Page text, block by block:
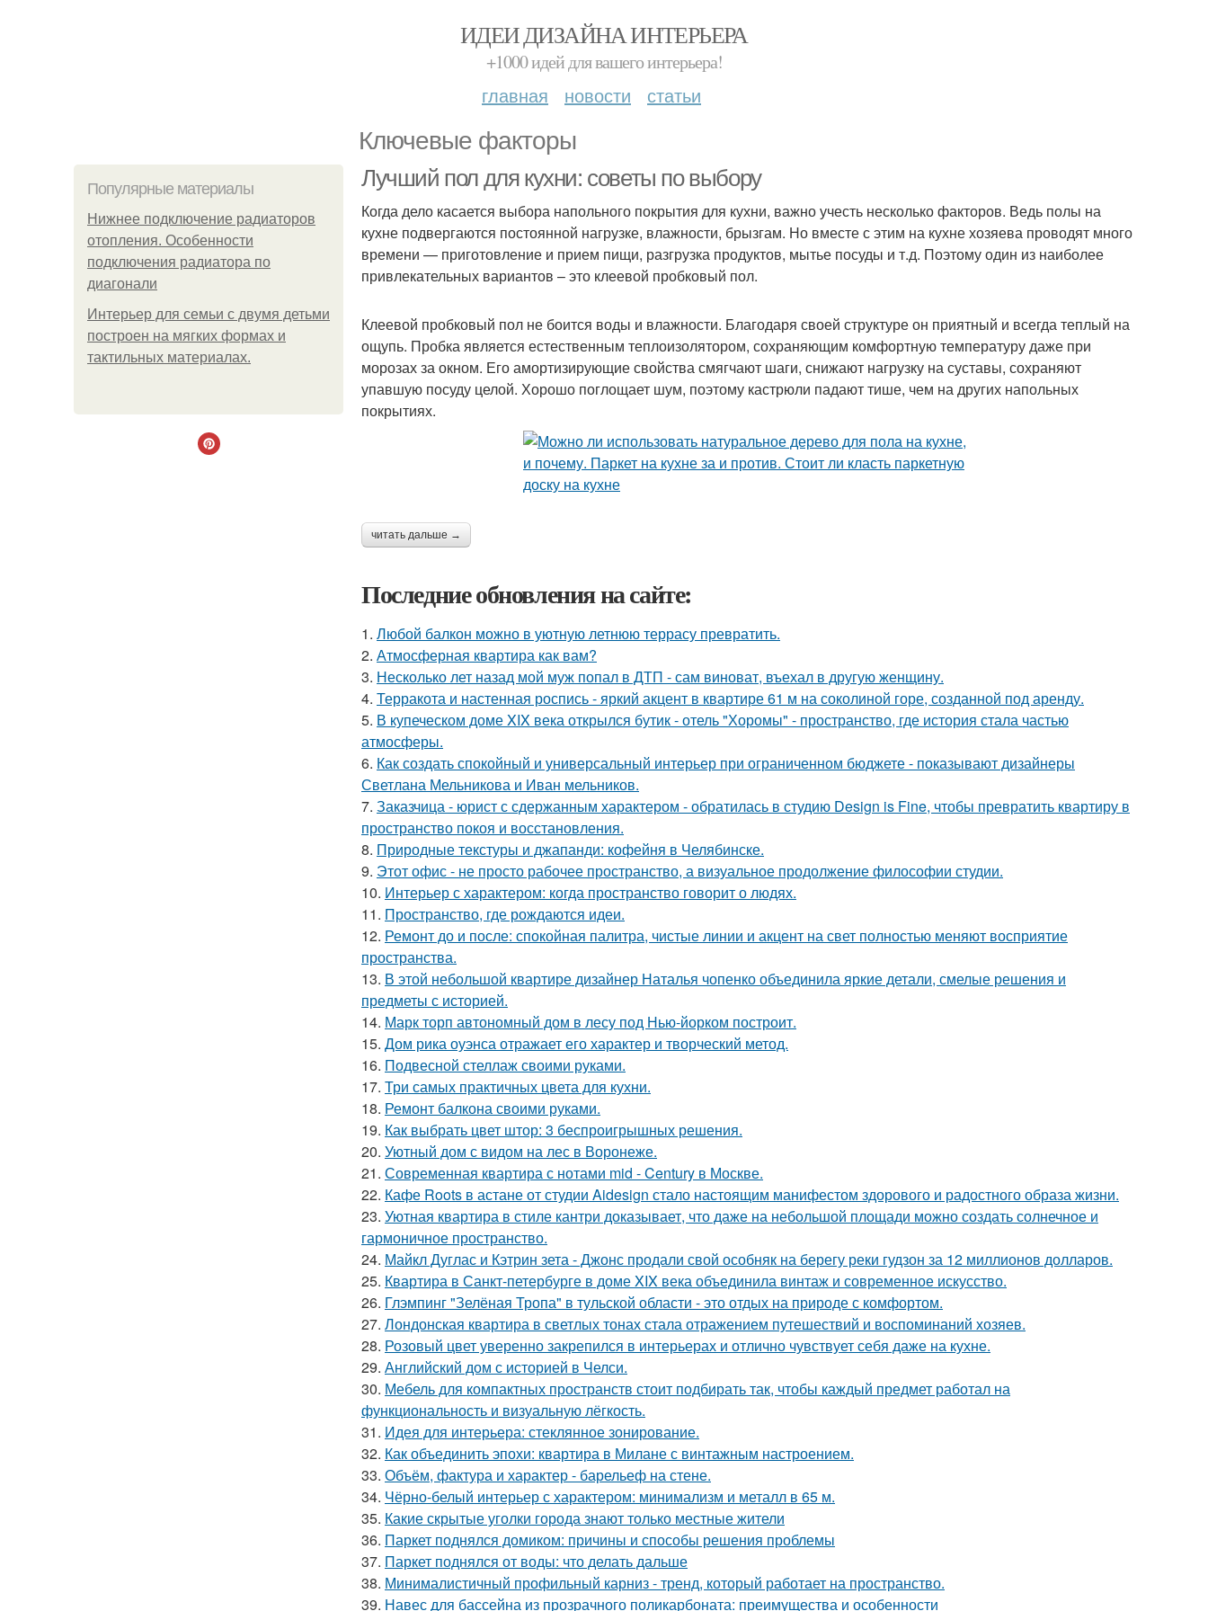
ИДЕИ ДИЗАЙНА ИНТЕРЬЕРА
+1000 идей для вашего интерьера!
главная новости статьи
Ключевые факторы
Популярные материалы
Нижнее подключение радиаторов
отопления. Особенности
подключения радиатора по
диагонали
Интерьер для семьи с двумя детьми
построен на мягких формах и
тактильных материалах.
Лучший пол для кухни: советы по выбору
Когда дело касается выбора напольного покрытия для кухни, важно учесть несколько факторов. Ведь полы на
кухне подвергаются постоянной нагрузке, влажности, брызгам. Но вместе с этим на кухне хозяева проводят много
времени — приготовление и прием пищи, разгрузка продуктов, мытье посуды и т.д. Поэтому один из наиболее
привлекательных вариантов – это клеевой пробковый пол.
Клеевой пробковый пол не боится воды и влажности. Благодаря своей структуре он приятный и всегда теплый на
ощупь. Пробка является естественным теплоизолятором, сохраняющим комфортную температуру даже при
морозах за окном. Его амортизирующие свойства смягчают шаги, снижают нагрузку на суставы, сохраняют
упавшую посуду целой. Хорошо поглощает шум, поэтому кастрюли падают тише, чем на других напольных
покрытиях.
читать дальше →
Последние обновления на сайте:
1. Любой балкон можно в уютную летнюю террасу превратить.
2. Атмосферная квартира как вам?
3. Несколько лет назад мой муж попал в ДТП - сам виноват, въехал в другую женщину.
4. Терракота и настенная роспись - яркий акцент в квартире 61 м на соколиной горе, созданной под аренду.
5. В купеческом доме XIX века открылся бутик - отель "Хоромы" - пространство, где история стала частью
атмосферы.
6. Как создать спокойный и универсальный интерьер при ограниченном бюджете - показывают дизайнеры
Светлана Мельникова и Иван мельников.
7. Заказчица - юрист с сдержанным характером - обратилась в студию Design is Fine, чтобы превратить квартиру в
пространство покоя и восстановления.
8. Природные текстуры и джапанди: кофейня в Челябинске.
9. Этот офис - не просто рабочее пространство, а визуальное продолжение философии студии.
10. Интерьер с характером: когда пространство говорит о людях.
11. Пространство, где рождаются идеи.
12. Ремонт до и после: спокойная палитра, чистые линии и акцент на свет полностью меняют восприятие
пространства.
13. В этой небольшой квартире дизайнер Наталья чопенко объединила яркие детали, смелые решения и
предметы с историей.
14. Марк торп автономный дом в лесу под Нью-йорком построит.
15. Дом рика оуэнса отражает его характер и творческий метод.
16. Подвесной стеллаж своими руками.
17. Три самых практичных цвета для кухни.
18. Ремонт балкона своими руками.
19. Как выбрать цвет штор: 3 беспроигрышных решения.
20. Уютный дом с видом на лес в Воронеже.
21. Современная квартира с нотами mid - Century в Москве.
22. Кафе Roots в астане от студии Aidesign стало настоящим манифестом здорового и радостного образа жизни.
23. Уютная квартира в стиле кантри доказывает, что даже на небольшой площади можно создать солнечное и
гармоничное пространство.
24. Майкл Дуглас и Кэтрин зета - Джонс продали свой особняк на берегу реки гудзон за 12 миллионов долларов.
25. Квартира в Санкт-петербурге в доме XIX века объединила винтаж и современное искусство.
26. Глэмпинг "Зелёная Тропа" в тульской области - это отдых на природе с комфортом.
27. Лондонская квартира в светлых тонах стала отражением путешествий и воспоминаний хозяев.
28. Розовый цвет уверенно закрепился в интерьерах и отлично чувствует себя даже на кухне.
29. Английский дом с историей в Челси.
30. Мебель для компактных пространств стоит подбирать так, чтобы каждый предмет работал на
функциональность и визуальную лёгкость.
31. Идея для интерьера: стеклянное зонирование.
32. Как объединить эпохи: квартира в Милане с винтажным настроением.
33. Объём, фактура и характер - барельеф на стене.
34. Чёрно-белый интерьер с характером: минимализм и металл в 65 м.
35. Какие скрытые уголки города знают только местные жители
36. Паркет поднялся домиком: причины и способы решения проблемы
37. Паркет поднялся от воды: что делать дальше
38. Минималистичный профильный карниз - тренд, который работает на пространство.
39. Навес для бассейна из прозрачного поликарбоната: преимущества и особенности